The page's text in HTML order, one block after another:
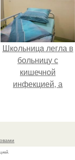
Шкoльницa легла в
больницу с
кишечной
инфекцией, а